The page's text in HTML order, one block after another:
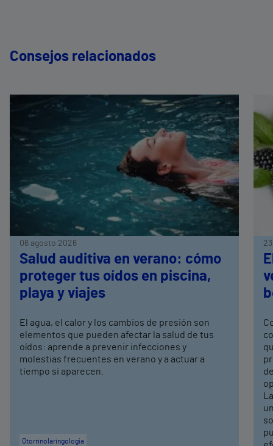
Consejos relacionados
06 agosto 2026
Salud auditiva en verano: cómo
proteger tus oídos en piscina,
playa y viajes
El agua, el calor y los cambios de presión son
elementos que pueden afectar la salud de tus
oídos: aprende a prevenir infecciones y
molestias frecuentes en verano y a actuar a
tiempo si aparecen.
Otorrinolaringología